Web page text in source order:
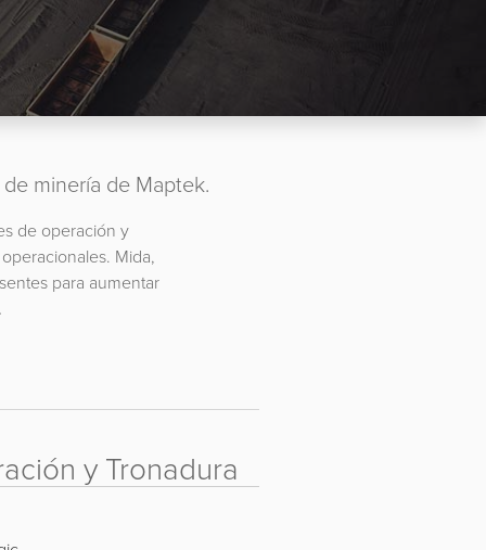
minería de Maptek.
de operación y
Mida,
para aumentar
y Tronadura